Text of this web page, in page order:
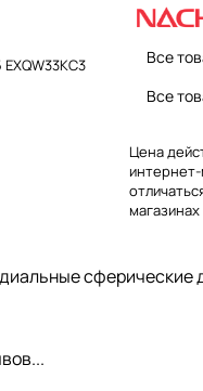
Все
Все
Цена
магазинах
сферические